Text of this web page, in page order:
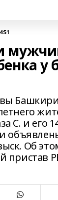
у
С. и его
Об
пристав